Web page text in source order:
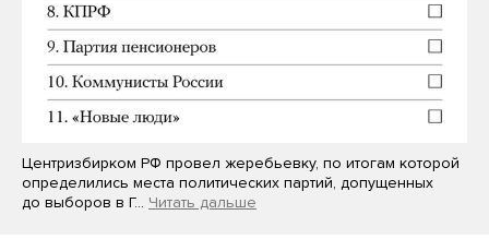
Центризбирком РФ провел жеребьевку, по итогам которой
определились места политических партий, допущенных
до выборов в Г… Читать дальше